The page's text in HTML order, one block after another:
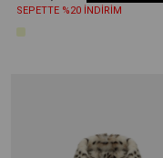
SEPETTE %20 İNDİRİM